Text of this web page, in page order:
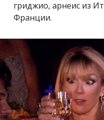
гриджио, арнеис из
Франции.